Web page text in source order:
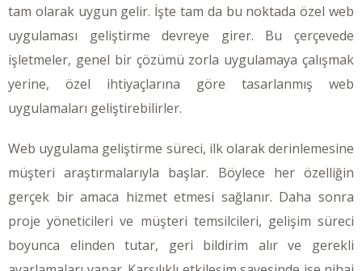
tam olarak uygun gelir. İşte tam da bu noktada özel web
uygulaması geliştirme devreye girer. Bu çerçevede
işletmeler, genel bir çözümü zorla uygulamaya çalışmak
yerine, özel ihtiyaçlarına göre tasarlanmış web
uygulamaları geliştirebilirler.
Web uygulama geliştirme süreci, ilk olarak derinlemesine
müşteri araştırmalarıyla başlar. Böylece her özelliğin
gerçek bir amaca hizmet etmesi sağlanır. Daha sonra
proje yöneticileri ve müşteri temsilcileri, gelişim süreci
boyunca elinden tutar, geri bildirim alır ve gerekli